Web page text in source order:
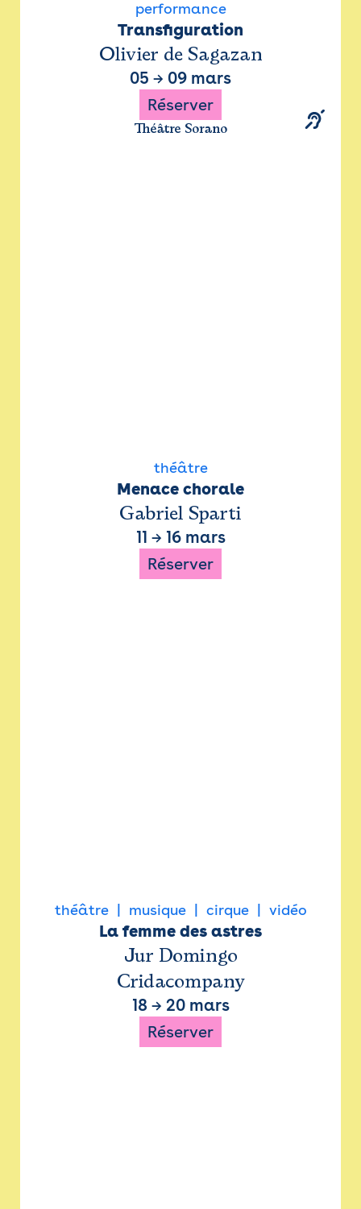
performance
Transfiguration
Olivier de Sagazan
05 → 09 mars
Réserver
Théâtre Sorano
théâtre
Menace chorale
Gabriel Sparti
11 → 16 mars
Réserver
théâtre musique cirque vidéo
La femme des astres
Jur Domingo
Cridacompany
18 → 20 mars
Réserver